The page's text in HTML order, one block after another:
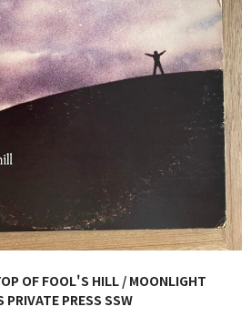
ーベル）
OF FOOL'S HILL / MOONLIGHT
PRIVATE PRESS SSW